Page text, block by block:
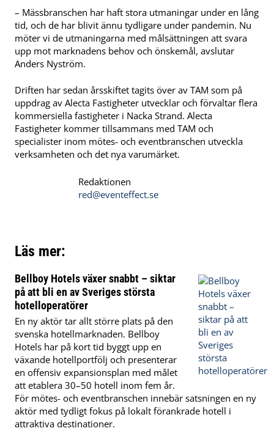
– Mässbranschen har haft stora utmaningar under en lång
tid, och de har blivit ännu tydligare under pandemin. Nu
möter vi de utmaningarna med målsättningen att svara
upp mot marknadens behov och önskemål, avslutar
Anders Nyström.
Driften har sedan årsskiftet tagits över av TAM som på
uppdrag av Alecta Fastigheter utvecklar och förvaltar flera
kommersiella fastigheter i Nacka Strand. Alecta
Fastigheter kommer tillsammans med TAM och
specialister inom mötes- och eventbranschen utveckla
verksamheten och det nya varumärket.
Redaktionen
red@eventeffect.se
Läs mer:
Bellboy Hotels växer snabbt – siktar
på att bli en av Sveriges största
hotelloperatörer
En ny aktör tar allt större plats på den
svenska hotellmarknaden. Bellboy
Hotels har på kort tid byggt upp en
växande hotellportfölj och presenterar
en offensiv expansionsplan med målet
att etablera 30–50 hotell inom fem år.
För mötes- och eventbranschen innebär satsningen en ny
aktör med tydligt fokus på lokalt förankrade hotell i
attraktiva destinationer.